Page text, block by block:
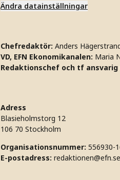
Ändra datainställningar
Chefredaktör: Anders
VD, EFN Ekonomikanalen: Maria
Redaktionschef och tf
Adress
Blasieholmstorg 12
106 70 Stockholm
Organisationsnummer: 556930-
E-postadress: redaktionen@efn.se